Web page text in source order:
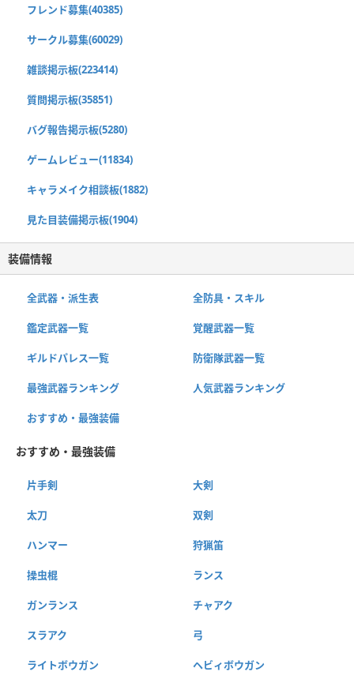
フレンド募集(40385)
サークル募集(60029)
雑談掲示板(223414)
質問掲示板(35851)
バグ報告掲示板(5280)
ゲームレビュー(11834)
キャラメイク相談板(1882)
見た目装備掲示板(1904)
装備情報
全武器・派生表 全防具・スキル
鑑定武器一覧 覚醒武器一覧
ギルドパレス一覧 防衛隊武器一覧
最強武器ランキング 人気武器ランキング
おすすめ・最強装備
おすすめ・最強装備
片手剣 大剣
太刀 双剣
ハンマー 狩猟笛
操虫棍 ランス
ガンランス チャアク
スラアク 弓
ライトボウガン ヘビィボウガン